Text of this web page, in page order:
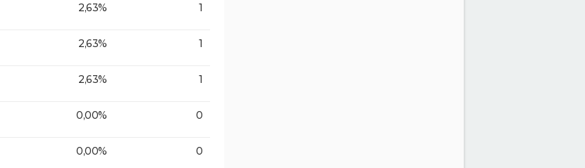
2,63% 1
2,63% 1
2,63% 1
0,00% 0
0,00% 0